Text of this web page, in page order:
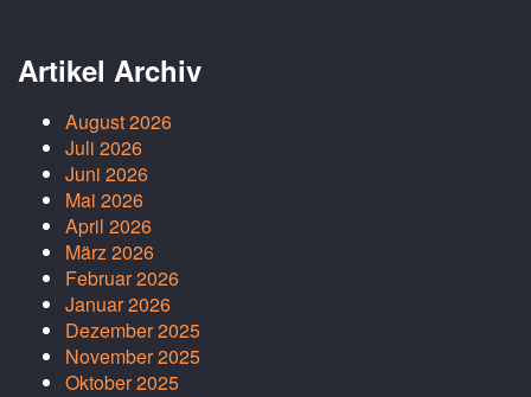
Artikel Archiv
August 2026
Juli 2026
Juni 2026
Mai 2026
April 2026
März 2026
Februar 2026
Januar 2026
Dezember 2025
November 2025
Oktober 2025